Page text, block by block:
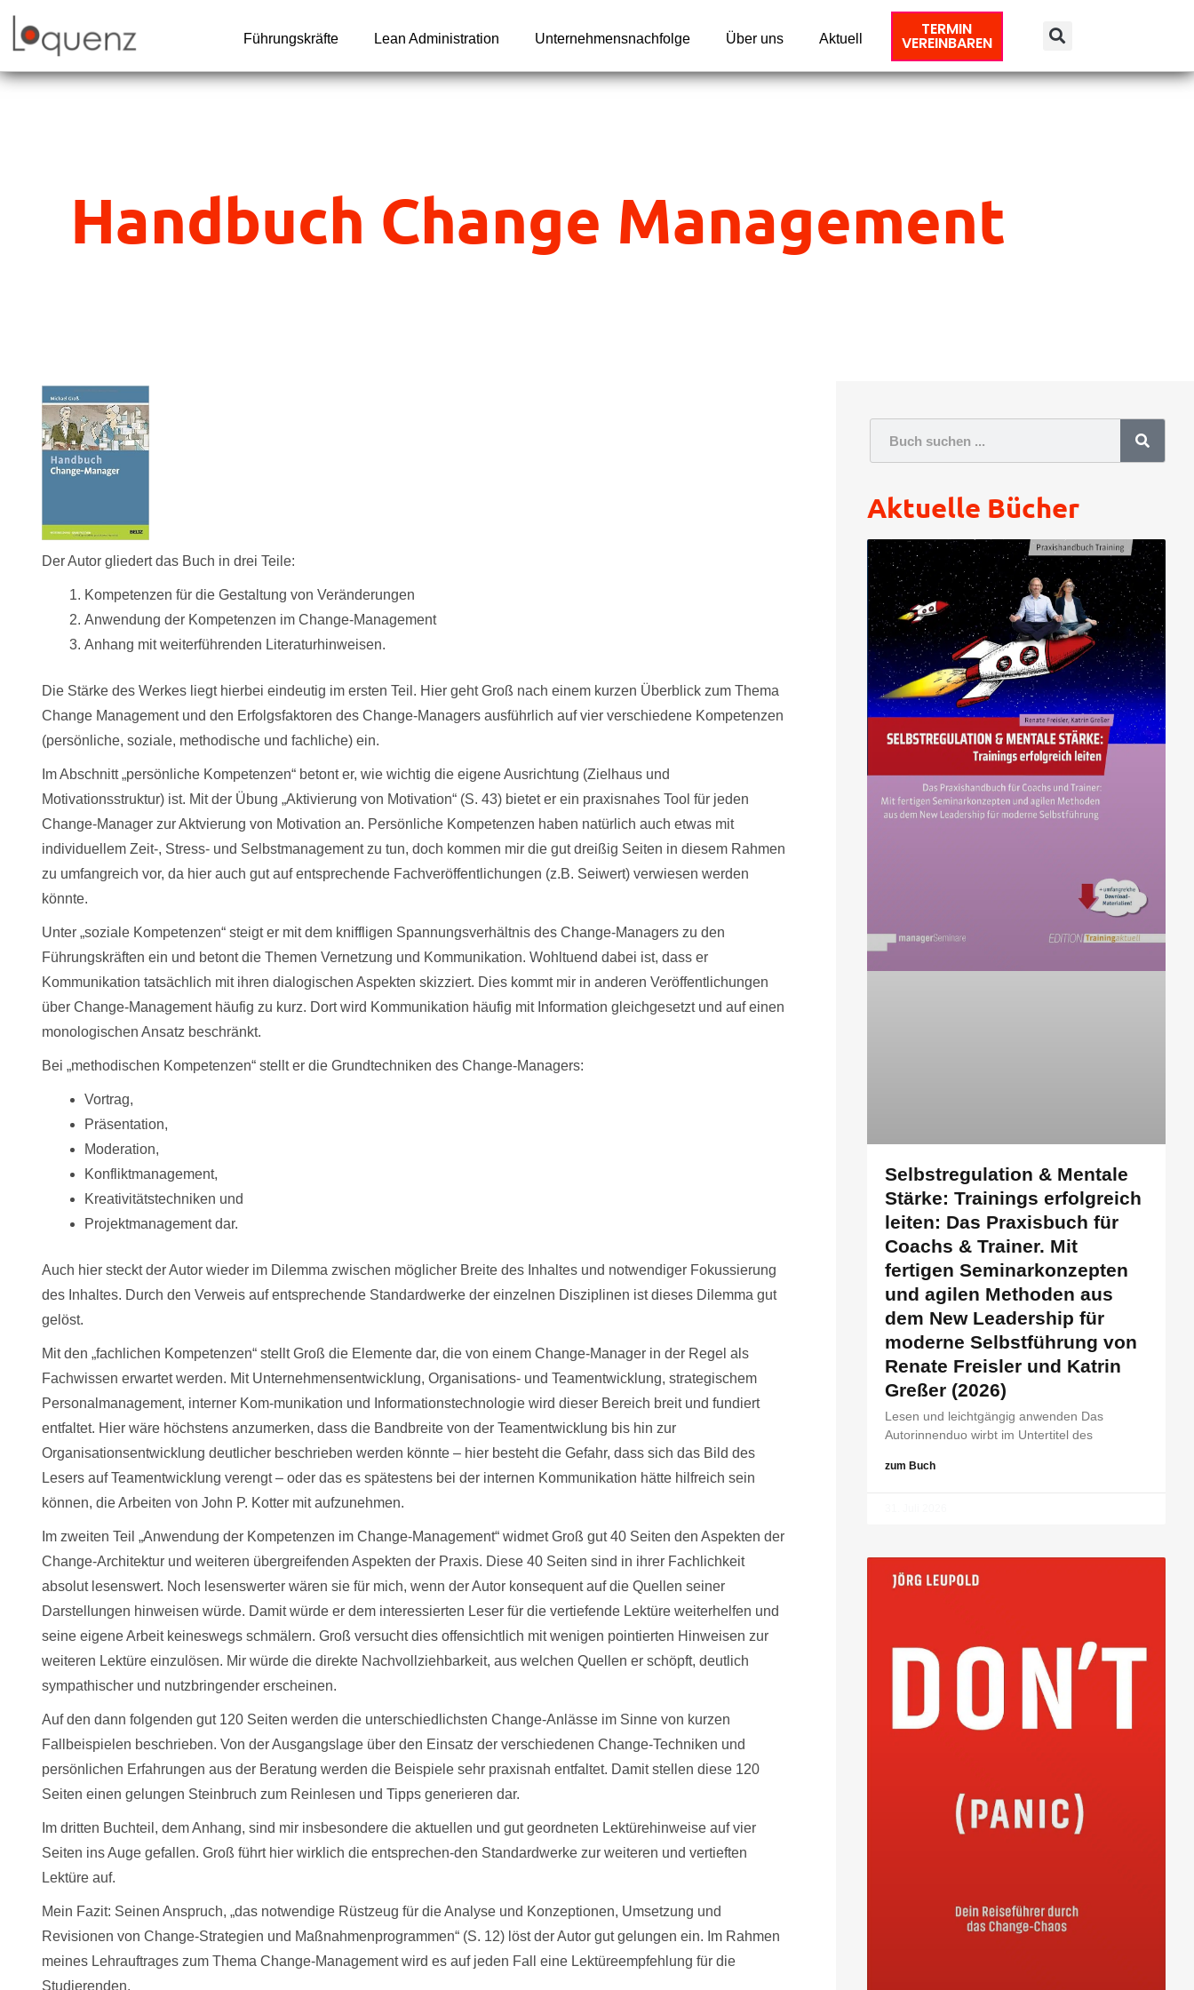
Inhalt
Führungskräfte Lean Administration Unternehmensnachfolge Über uns Aktuell TERMIN
VEREINBAREN
Handbuch Change Management
Der Autor gliedert das Buch in drei Teile:
Kompetenzen für die Gestaltung von Veränderungen
Anwendung der Kompetenzen im Change-Management
Anhang mit weiterführenden Literaturhinweisen.
Die Stärke des Werkes liegt hierbei eindeutig im ersten Teil. Hier geht Groß nach einem kurzen Überblick zum Thema
Change Management und den Erfolgsfaktoren des Change-Managers ausführlich auf vier verschiedene Kompetenzen
(persönliche, soziale, methodische und fachliche) ein.
Im Abschnitt „persönliche Kompetenzen“ betont er, wie wichtig die eigene Ausrichtung (Zielhaus und
Motivationsstruktur) ist. Mit der Übung „Aktivierung von Motivation“ (S. 43) bietet er ein praxisnahes Tool für jeden
Change-Manager zur Aktvierung von Motivation an. Persönliche Kompetenzen haben natürlich auch etwas mit
individuellem Zeit-, Stress- und Selbstmanagement zu tun, doch kommen mir die gut dreißig Seiten in diesem Rahmen
zu umfangreich vor, da hier auch gut auf entsprechende Fachveröffentlichungen (z.B. Seiwert) verwiesen werden
könnte.
Unter „soziale Kompetenzen“ steigt er mit dem kniffligen Spannungsverhältnis des Change-Managers zu den
Führungskräften ein und betont die Themen Vernetzung und Kommunikation. Wohltuend dabei ist, dass er
Kommunikation tatsächlich mit ihren dialogischen Aspekten skizziert. Dies kommt mir in anderen Veröffentlichungen
über Change-Management häufig zu kurz. Dort wird Kommunikation häufig mit Information gleichgesetzt und auf einen
monologischen Ansatz beschränkt.
Bei „methodischen Kompetenzen“ stellt er die Grundtechniken des Change-Managers:
Vortrag,
Präsentation,
Moderation,
Konfliktmanagement,
Kreativitätstechniken und
Projektmanagement dar.
Auch hier steckt der Autor wieder im Dilemma zwischen möglicher Breite des Inhaltes und notwendiger Fokussierung
des Inhaltes. Durch den Verweis auf entsprechende Standardwerke der einzelnen Disziplinen ist dieses Dilemma gut
gelöst.
Mit den „fachlichen Kompetenzen“ stellt Groß die Elemente dar, die von einem Change-Manager in der Regel als
Fachwissen erwartet werden. Mit Unternehmensentwicklung, Organisations- und Teamentwicklung, strategischem
Personalmanagement, interner Kom-munikation und Informationstechnologie wird dieser Bereich breit und fundiert
entfaltet. Hier wäre höchstens anzumerken, dass die Bandbreite von der Teamentwicklung bis hin zur
Organisationsentwicklung deutlicher beschrieben werden könnte – hier besteht die Gefahr, dass sich das Bild des
Lesers auf Teamentwicklung verengt – oder das es spätestens bei der internen Kommunikation hätte hilfreich sein
können, die Arbeiten von John P. Kotter mit aufzunehmen.
Im zweiten Teil „Anwendung der Kompetenzen im Change-Management“ widmet Groß gut 40 Seiten den Aspekten der
Change-Architektur und weiteren übergreifenden Aspekten der Praxis. Diese 40 Seiten sind in ihrer Fachlichkeit
absolut lesenswert. Noch lesenswerter wären sie für mich, wenn der Autor konsequent auf die Quellen seiner
Darstellungen hinweisen würde. Damit würde er dem interessierten Leser für die vertiefende Lektüre weiterhelfen und
seine eigene Arbeit keineswegs schmälern. Groß versucht dies offensichtlich mit wenigen pointierten Hinweisen zur
weiteren Lektüre einzulösen. Mir würde die direkte Nachvollziehbarkeit, aus welchen Quellen er schöpft, deutlich
sympathischer und nutzbringender erscheinen.
Auf den dann folgenden gut 120 Seiten werden die unterschiedlichsten Change-Anlässe im Sinne von kurzen
Fallbeispielen beschrieben. Von der Ausgangslage über den Einsatz der verschiedenen Change-Techniken und
persönlichen Erfahrungen aus der Beratung werden die Beispiele sehr praxisnah entfaltet. Damit stellen diese 120
Seiten einen gelungen Steinbruch zum Reinlesen und Tipps generieren dar.
Im dritten Buchteil, dem Anhang, sind mir insbesondere die aktuellen und gut geordneten Lektürehinweise auf vier
Seiten ins Auge gefallen. Groß führt hier wirklich die entsprechen-den Standardwerke zur weiteren und vertieften
Lektüre auf.
Mein Fazit: Seinen Anspruch, „das notwendige Rüstzeug für die Analyse und Konzeptionen, Umsetzung und
Revisionen von Change-Strategien und Maßnahmenprogrammen“ (S. 12) löst der Autor gut gelungen ein. Im Rahmen
meines Lehrauftrages zum Thema Change-Management wird es auf jeden Fall eine Lektüreempfehlung für die
Studierenden.
Aktuelle Bücher
Selbstregulation & Mentale
Stärke: Trainings erfolgreich
leiten: Das Praxisbuch für
Coachs & Trainer. Mit
fertigen Seminarkonzepten
und agilen Methoden aus
dem New Leadership für
moderne Selbstführung von
Renate Freisler und Katrin
Greßer (2026)
Lesen und leichtgängig anwenden Das
Autorinnenduo wirbt im Untertitel des
zum Buch